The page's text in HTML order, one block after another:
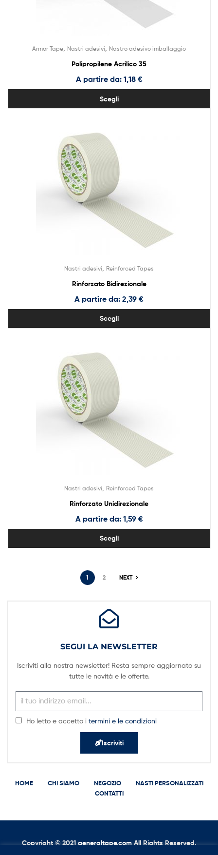
Armor Tape, Nastri adesivi, Nastro adesivo imballaggio
Polipropilene Acrilico 35
A partire da: 1,18 €
Scegli
Nastri adesivi Reinforced Tapes
Rinforzato Bidirezionale
A partire da: 2,39 €
Scegli
Nastri adesivi Reinforced Tapes
Rinforzato Unidirezionale
A partire da: 1,59 €
Scegli
1 2 NEXT
SEGUI LA NEWSLETTER
Iscriviti alla nostra newsletter! Resta sempre aggiornato su
tutte le novità e le offerte.
Ho letto e accetto itermini e le condizioni
Iscriviti
HOME CHI SIAMO NEGOZIO
NASTI PERSONALIZZATI
CONTATTI
Copyright © 2021generaltape.comAll Rights Reserved.